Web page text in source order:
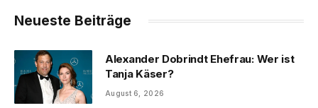
Neueste Beiträge
Alexander Dobrindt Ehefrau: Wer ist
Tanja Käser?
August 6, 2026